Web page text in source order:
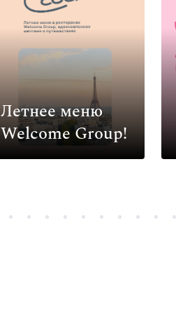
Летнее меню
Welcome Group!